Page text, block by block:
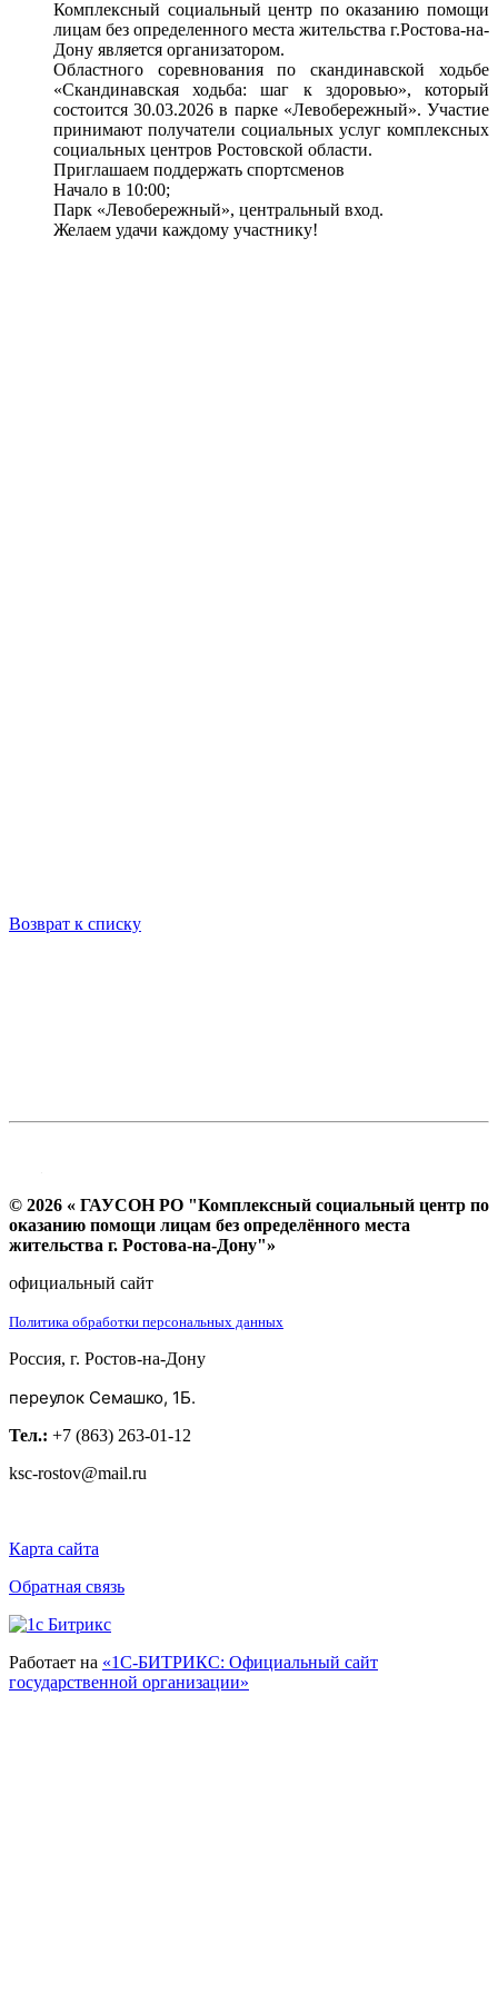
Комплексный социальный центр по оказанию помощи
лицам без определенного места жительства г.Ростова-на-
Дону является организатором.
Областного соревнования по скандинавской ходьбе
«Скандинавская ходьба: шаг к здоровью», который
состоится 30.03.2026 в парке «Левобережный». Участие
принимают получатели социальных услуг комплексных
социальных центров Ростовской области.
Приглашаем поддержать спортсменов
Начало в 10:00;
Парк «Левобережный», центральный вход.
Желаем удачи каждому участнику!
Возврат к списку
© 2026 « ГАУСОН РО "Комплексный социальный центр по
оказанию помощи лицам без определённого места
жительства г. Ростова-на-Дону"»
официальный сайт
Политика обработки персональных данных
Россия, г. Ростов-на-Дону
переулок Семашко, 1Б.
Тел.: +7 (863) 263-01-12
ksc-rostov@mail.ru
Карта сайта
Обратная связь
Работает на «1С-БИТРИКС: Официальный сайт
государственной организации»